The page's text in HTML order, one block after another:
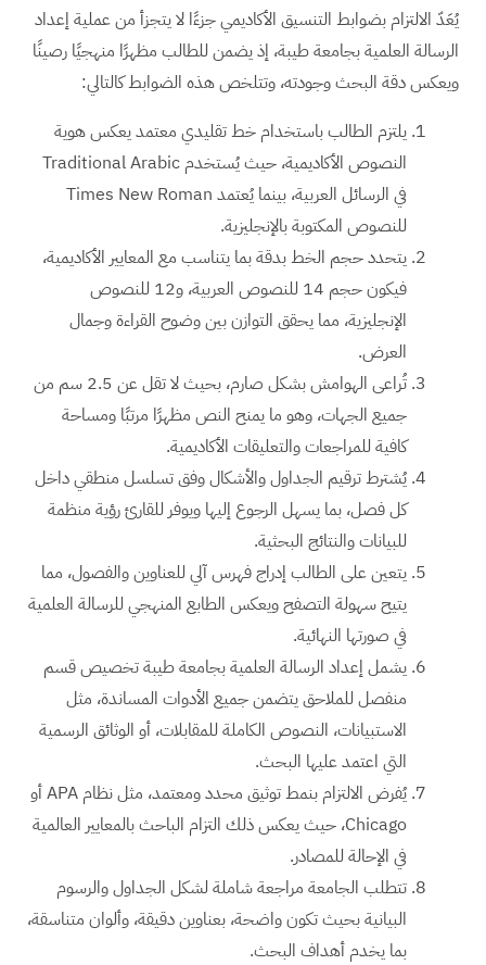
يُعَدّ الالتزام بضوابط التنسيق الأكاديمي جزءًا لا يتجزأ من عملية إعداد
الرسالة العلمية بجامعة طيبة، إذ يضمن للطالب مظهرًا منهجيًا رصينًا
ويعكس دقة البحث وجودته، وتتلخص هذه الضوابط كالتالي:
يلتزم الطالب باستخدام خط تقليدي معتمد يعكس هوية
النصوص الأكاديمية، حيث يُستخدم Traditional Arabic
في الرسائل العربية، بينما يُعتمد Times New Roman
للنصوص المكتوبة بالإنجليزية.
يتحدد حجم الخط بدقة بما يتناسب مع المعايير الأكاديمية،
فيكون حجم 14 للنصوص العربية، و12 للنصوص
الإنجليزية، مما يحقق التوازن بين وضوح القراءة وجمال
العرض.
تُراعى الهوامش بشكل صارم، بحيث لا تقل عن 2.5 سم من
جميع الجهات، وهو ما يمنح النص مظهرًا مرتبًا ومساحة
كافية للمراجعات والتعليقات الأكاديمية.
يُشترط ترقيم الجداول والأشكال وفق تسلسل منطقي داخل
كل فصل، بما يسهل الرجوع إليها ويوفر للقارئ رؤية منظمة
للبيانات والنتائج البحثية.
يتعين على الطالب إدراج فهرس آلي للعناوين والفصول، مما
يتيح سهولة التصفح ويعكس الطابع المنهجي للرسالة العلمية
في صورتها النهائية.
يشمل إعداد الرسالة العلمية بجامعة طيبة تخصيص قسم
منفصل للملاحق يتضمن جميع الأدوات المساندة، مثل
الاستبيانات، النصوص الكاملة للمقابلات، أو الوثائق الرسمية
التي اعتمد عليها البحث.
يُفرض الالتزام بنمط توثيق محدد ومعتمد، مثل نظام APA أو
Chicago، حيث يعكس ذلك التزام الباحث بالمعايير العالمية
في الإحالة للمصادر.
تتطلب الجامعة مراجعة شاملة لشكل الجداول والرسوم
البيانية بحيث تكون واضحة، بعناوين دقيقة، وألوان متناسقة،
بما يخدم أهداف البحث.